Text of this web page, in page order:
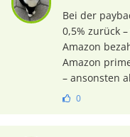
Bei der
0,5% zurück
Amazon
Amazon
– ansonsten
0